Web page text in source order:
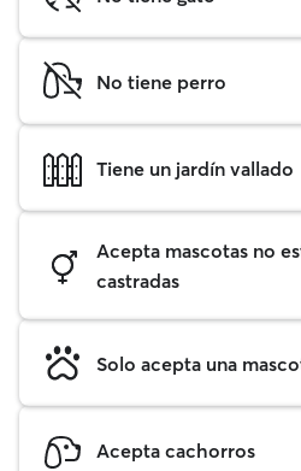
No tiene perro
Tiene un jardín vallado
Acepta mascotas no
castradas
Solo acepta una
Acepta cachorros